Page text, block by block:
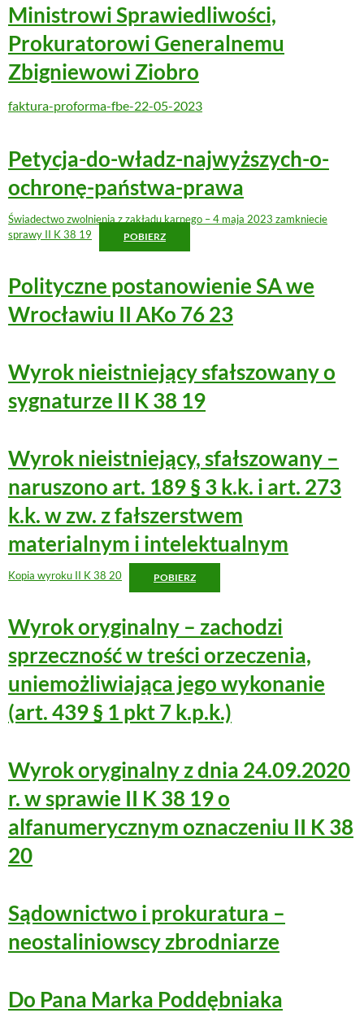
Ministrowi Sprawiedliwości,
Prokuratorowi Generalnemu
Zbigniewowi Ziobro
faktura-proforma-fbe-22-05-2023
Petycja-do-władz-najwyższych-o-
ochronę-państwa-prawa
Świadectwo zwolnienia z zakładu karnego – 4 maja 2023 zamkniecie
sprawy II K 38 19
POBIERZ
Polityczne postanowienie SA we
Wrocławiu II AKo 76 23
Wyrok nieistniejący sfałszowany o
sygnaturze II K 38 19
Wyrok nieistniejący, sfałszowany –
naruszono art. 189 § 3 k.k. i art. 273
k.k. w zw. z fałszerstwem
materialnym i intelektualnym
Kopia wyroku II K 38 20 POBIERZ
Wyrok oryginalny – zachodzi
sprzeczność w treści orzeczenia,
uniemożliwiająca jego wykonanie
(art. 439 § 1 pkt 7 k.p.k.)
Wyrok oryginalny z dnia 24.09.2020
r. w sprawie II K 38 19 o
alfanumerycznym oznaczeniu II K 38
20
Sądownictwo i prokuratura –
neostaliniowscy zbrodniarze
Do Pana Marka Poddębniaka